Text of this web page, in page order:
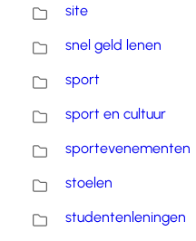
site
snel geld lenen
sport
sport en cultuur
sportevenementen
stoelen
studentenleningen